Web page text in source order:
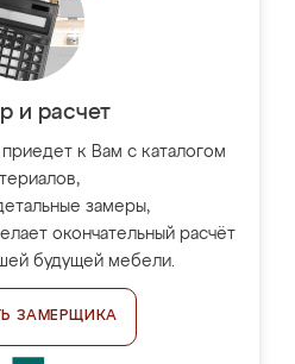
и расчет
к Вам с каталогом
замеры,
окончательный расчёт
будущей мебели.
ЗАМЕРЩИКА